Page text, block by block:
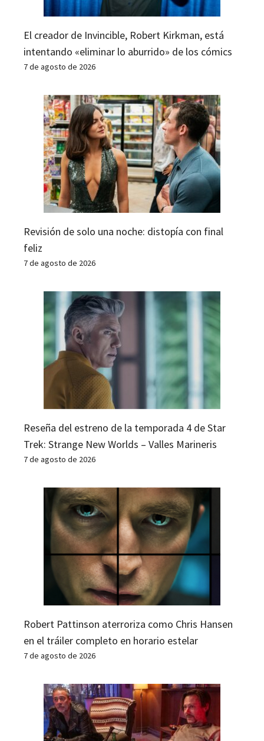
El creador de Invincible, Robert Kirkman, está
intentando «eliminar lo aburrido» de los cómics
7 de agosto de 2026
Revisión de solo una noche: distopía con final
feliz
7 de agosto de 2026
Reseña del estreno de la temporada 4 de Star
Trek: Strange New Worlds – Valles Marineris
7 de agosto de 2026
Robert Pattinson aterroriza como Chris Hansen
en el tráiler completo en horario estelar
7 de agosto de 2026